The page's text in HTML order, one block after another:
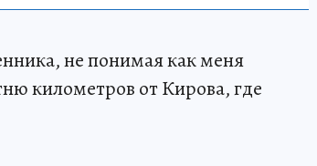
не понимая как меня
километров от Кирова, где